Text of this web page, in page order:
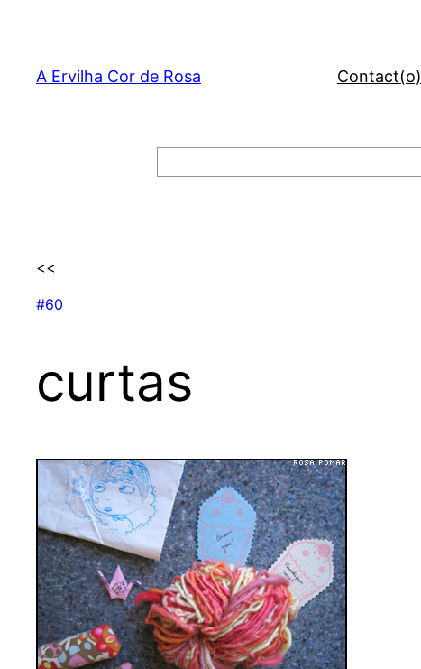
content
A Ervilha Cor de Rosa Contact(o)
<<
#60
curtas